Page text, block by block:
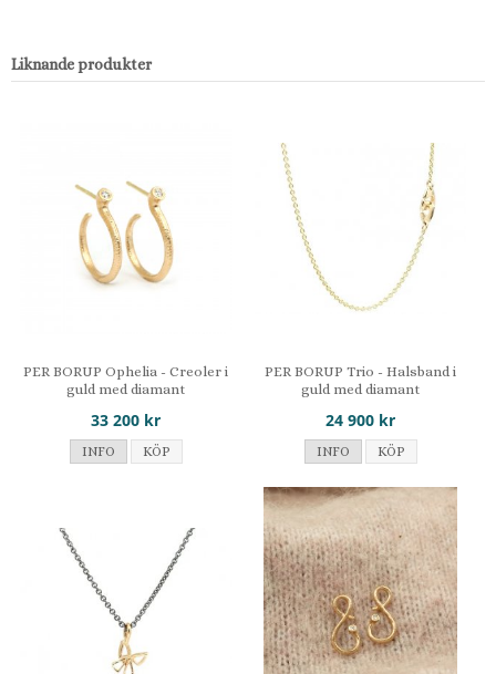
Liknande produkter
PER BORUP Ophelia - Creoler i
guld med diamant
33 200 kr
INFO KÖP
PER BORUP Trio - Halsband i
guld med diamant
24 900 kr
INFO KÖP